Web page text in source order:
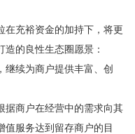
在充裕资金的加持下，将更
的良性生态圈愿景：
继续为商户提供丰富、创
据商户在经营中的需求向其
值服务达到留存商户的目